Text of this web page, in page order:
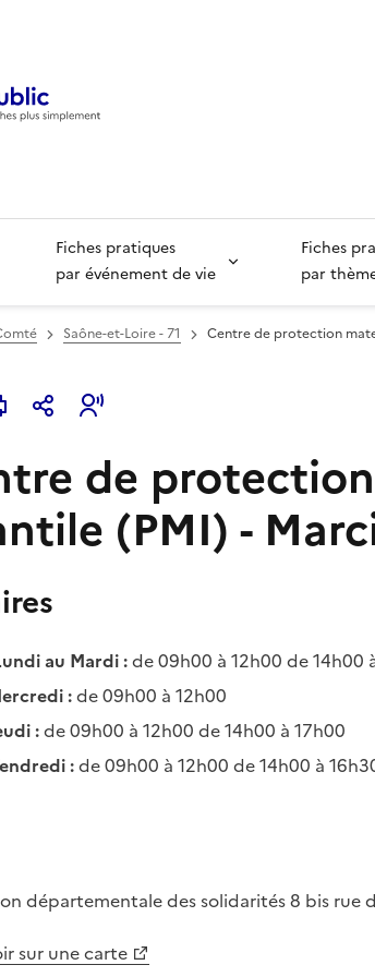
Fiches pratiques
par événement de vie
Fiches
par
Saône-et-Loire - 71 Centre de protection
de
(PMI) -
au Mardi :de 09h00 à 12h00 de 14h00
:de 09h00 à 12h00
:de 09h00 à 12h00 de 14h00 à 17h00
:de 09h00 à 12h00 de 14h00 à
départementale des solidarités8 bis rue
sur une carte